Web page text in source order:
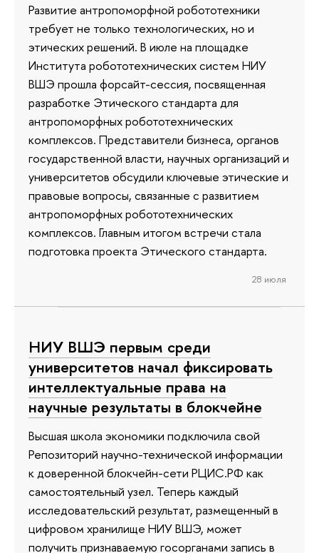
Развитие антропоморфной робототехники
требует не только технологических, но и
этических решений. В июле на площадке
Института робототехнических систем НИУ
ВШЭ прошла форсайт-сессия, посвященная
разработке Этического стандарта для
антропоморфных робототехнических
комплексов. Представители бизнеса, органов
государственной власти, научных организаций и
университетов обсудили ключевые этические и
правовые вопросы, связанные с развитием
антропоморфных робототехнических
комплексов. Главным итогом встречи стала
подготовка проекта Этического стандарта.
28 июля
НИУ ВШЭ первым среди
университетов начал фиксировать
интеллектуальные права на
научные результаты в блокчейне
Высшая школа экономики подключила свой
Репозиторий научно-технической информации
к доверенной блокчейн-сети РЦИС.РФ как
самостоятельный узел. Теперь каждый
исследовательский результат, размещенный в
цифровом хранилище НИУ ВШЭ, может
получить признаваемую госорганами запись в